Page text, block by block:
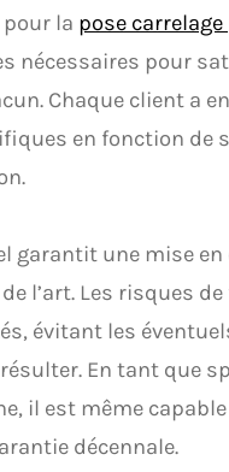
la pose
nécessaires pour
Chaque client a
en fonction de
garantit une mise
l’art. Les risques de
évitant les
En tant que
il est même
décennale.